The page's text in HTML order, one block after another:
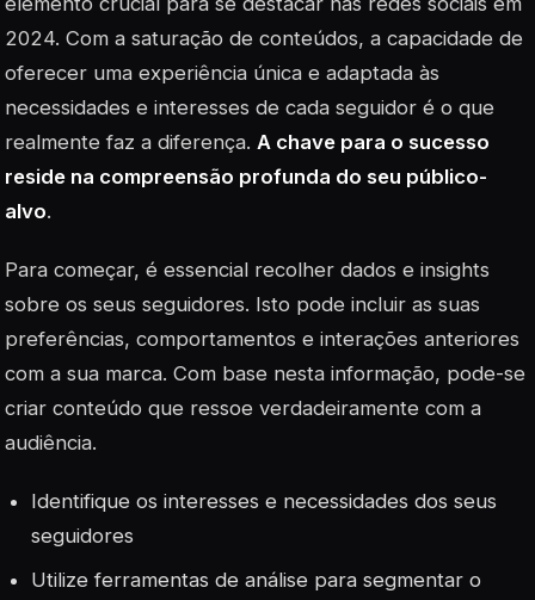
2024. Com a saturação de conteúdos, a capacidade de
oferecer uma experiência única e adaptada às
necessidades e interesses de cada seguidor é o que
realmente faz a diferença. A chave para o sucesso
reside na compreensão profunda do seu público-
alvo.
Para começar, é essencial recolher dados e insights
sobre os seus seguidores. Isto pode incluir as suas
preferências, comportamentos e interações anteriores
com a sua marca. Com base nesta informação, pode-se
criar conteúdo que ressoe verdadeiramente com a
audiência.
Identifique os interesses e necessidades dos seus
seguidores
Utilize ferramentas de análise para segmentar o